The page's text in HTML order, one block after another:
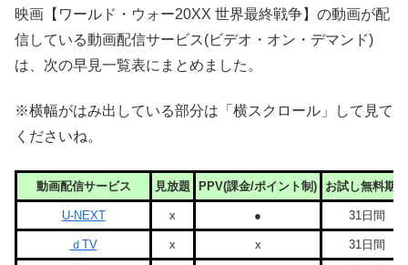
映画【ワールド・ウォー20XX 世界最終戦争】の動画が配
信している動画配信サービス(ビデオ・オン・デマンド)
は、次の早見一覧表にまとめました。
※横幅がはみ出している部分は「横スクロール」して見て
くださいね。
動画配信サービス 見放題 PPV(課金/ポイント制) お試し無料期間
U-NEXT x ● 31日間
ｄTV x x 31日間